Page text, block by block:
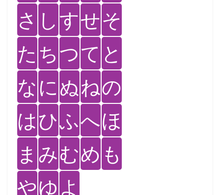
さ しすせそ
た ちつて と
なにぬねの
はひふへほ
ま みむめ も
やゆ よ